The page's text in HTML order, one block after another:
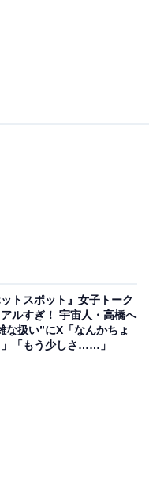
ットスポット』女子トーク
ルすぎ！ 宇宙人・高橋へ
な扱い”にX「なんかちょ
」「もう少しさ……」